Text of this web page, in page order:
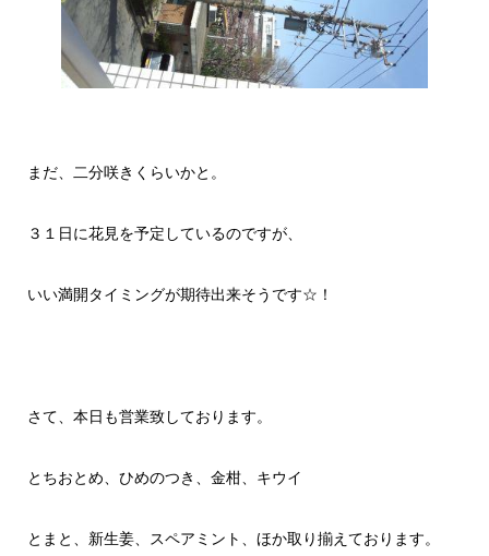
まだ、二分咲きくらいかと。
３１日に花見を予定しているのですが、
いい満開タイミングが期待出来そうです☆！
さて、本日も営業致しております。
とちおとめ、ひめのつき、金柑、キウイ
とまと、新生姜、スペアミント、ほか取り揃えております。